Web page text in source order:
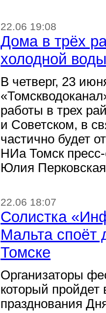
22.06 19:08
Дома в трёх
холодной
В четверг, 23
работы в трех
и Советском, в
частично будет
НИа Томск
Юлия
22.06 18:07
Солистка
Мальта споёт
Томске
Организаторы
который пройдет
празднования